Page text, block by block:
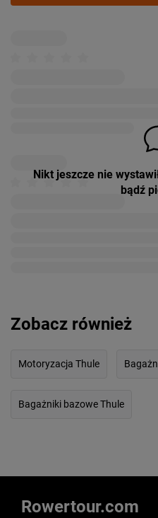
Nikt jeszcze nie
bądź
Zobacz również
Motoryzacja Thule
Bagażniki bazowe Thule
Rowertour.com